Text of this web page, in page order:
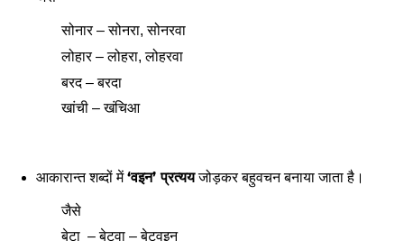
सोनार – सोनरा, सोनरवा
लोहार – लोहरा, लोहरवा
बरद – बरदा
खांची – खंचिआ
आकारान्त शब्दों में‘वइन’ प्रत्ययजोड़कर बहुवचन बनाया जाता है।
जैसे
बेटा – बेटवा – बेटवइन